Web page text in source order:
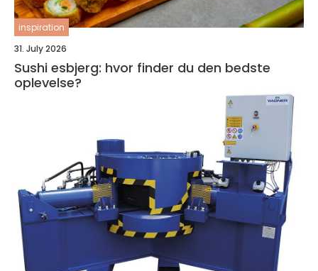
inspiration
31. July 2026
Sushi esbjerg: hvor finder du den bedste
oplevelse?